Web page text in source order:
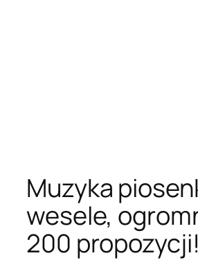
Muzyka
wesele,
200 propozycji!